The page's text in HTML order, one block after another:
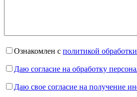
Ознакомлен с политикой
Даю согласие на обработку
Даю свое согласие на получение